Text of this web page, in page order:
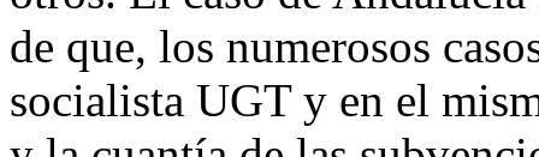
de que, los numerosos
socialista UGT y en el